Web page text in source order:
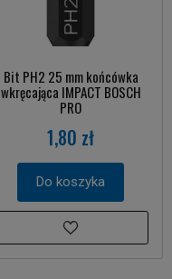
Bit PH2 25 mm końcówka
wkręcająca IMPACT BOSCH
PRO
1,80 zł
Do koszyka